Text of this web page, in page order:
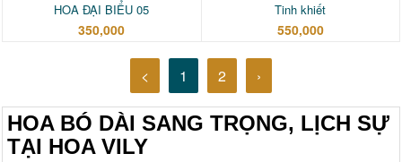
HOA ĐẠI BIỂU 05
350,000
Tinh khiết
550,000
< 1 2 ›
HOA BÓ DÀI SANG TRỌNG, LỊCH SỰ
TẠI HOA VILY